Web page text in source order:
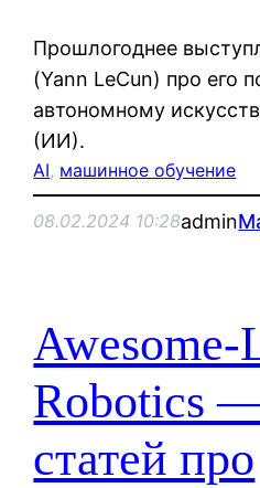
Прошлогоднее
(Yann LeCun) про его
автономному
(ИИ).
AI, машинное обучение
08.02.2024 10:28admin
Robotics
статей про